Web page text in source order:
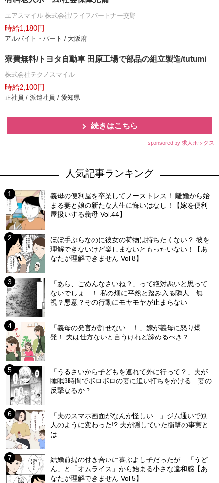
ユアスマイル 株式会社/ライフパートナー交野
時給1,180円
アルバイト・パート / 大阪府
寮費無料/トヨタ自動車 田原工場で部品の組立製造/tutumi
株式会社テクノスマイル
時給2,100円
正社員 / 派遣社員 / 愛知県
続きはこちら
sponsored by 求人ボックス
人気記事ランキング
義母の便利屋を卒業してノーストレス！ 離婚から始
まる妻と娘の新たな人生に悔いはなし！【嫁を便利
屋扱いする義母 Vol.44】
ほぼ手ぶらなのに彼女の荷物は持ちたくない？ 彼を
理解できないけど楽しまないともったいない！【あ
なたが理解できません Vol.8】
「あら、ごめんなさいね？」って絶対悪いと思って
ないでしょ…！ 私の畑に平然と踏み入る隣人…無
視？悪意？その行動にモヤモヤが止まらない
「義母の発言が許せない…！」嫁が義母に怒り爆
発！ 夫は仕方ないと言うけれど諦めるべき？
「うるさいから子どもを連れて外に行って？」夫が
睡眠3時間でボロボロの妻に追い打ちをかける…妻の
反撃なるか？
「夫のスマホ画面がなんか怪しい…」ジム通いで別
人のように変わった!? 夫が隠していた衝撃の事実と
は
結婚前提の付き合いに喜ぶよし子だったが…「うど
ん」と「オムライス」から始まる小さな違和感【あ
なたが理解できません Vol.5】